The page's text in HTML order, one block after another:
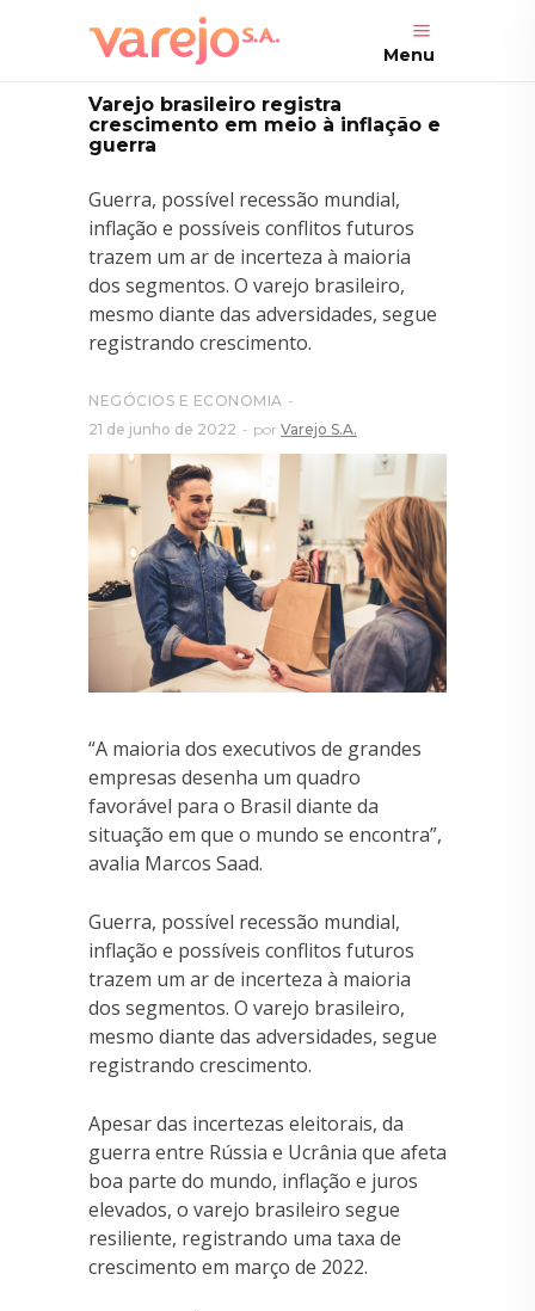
Menu
Varejo brasileiro registra
crescimento em meio à inflação e
guerra
Guerra, possível recessão mundial,
inflação e possíveis conflitos futuros
trazem um ar de incerteza à maioria
dos segmentos. O varejo brasileiro,
mesmo diante das adversidades, segue
registrando crescimento.
NEGÓCIOS E ECONOMIA
21 de junho de 2022
por Varejo S.A.
“A maioria dos executivos de grandes
empresas desenha um quadro
favorável para o Brasil diante da
situação em que o mundo se encontra”,
avalia Marcos Saad.
Guerra, possível recessão mundial,
inflação e possíveis conflitos futuros
trazem um ar de incerteza à maioria
dos segmentos. O varejo brasileiro,
mesmo diante das adversidades, segue
registrando crescimento.
Apesar das incertezas eleitorais, da
guerra entre Rússia e Ucrânia que afeta
boa parte do mundo, inflação e juros
elevados, o varejo brasileiro segue
resiliente, registrando uma taxa de
crescimento em março de 2022.